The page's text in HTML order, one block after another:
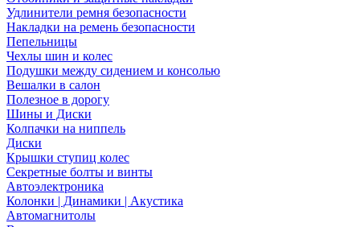
Удлинители ремня безопасности
Накладки на ремень безопасности
Пепельницы
Чехлы шин и колес
Подушки между сидением и консолью
Вешалки в салон
Полезное в дорогу
Шины и Диски
Колпачки на ниппель
Диски
Крышки ступиц колес
Секретные болты и винты
Автоэлектроника
Колонки | Динамики | Акустика
Автомагнитолы